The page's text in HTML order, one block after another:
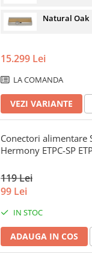
Natural Oak
15.299 Lei
LA COMANDA
VEZI VARIANTE
Conectori alimentare
Hermony
119 Lei
99 Lei
IN STOC
ADAUGA IN COS